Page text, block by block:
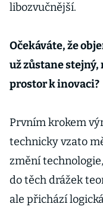
libozvučnější.
Očekáváte, že
už zůstane stejný,
prostor k inovaci?
Prvním krokem
technicky vzato
změní
do těch drážek
ale přichází